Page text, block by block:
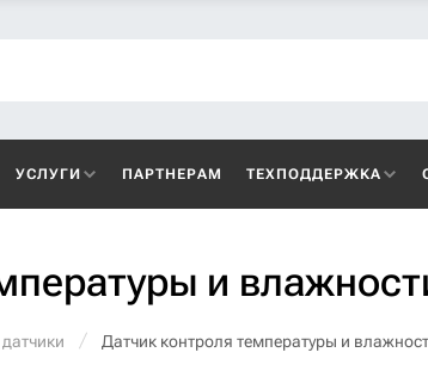
УСЛУГИ ПАРТНЕРАМ ТЕХПОДДЕРЖКА
и
Датчик контроля температуры и